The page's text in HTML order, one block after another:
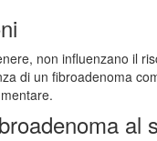
non influenzano il
di un fibroadenoma
al